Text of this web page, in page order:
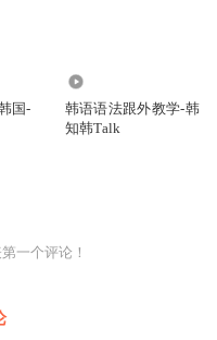
国-
韩语语法跟外教学-韩
知韩Talk
一个评论！